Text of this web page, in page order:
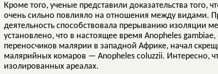
Кроме того, ученые представили доказательства того,
очень сильно повлияло на отношения между видами.
деятельность способствовала прерыванию изоляции
установлено, что в настоящее время Anopheles
переносчиков малярии в западной Африке, начал
малярийных комаров — Anopheles coluzzii. Интересно,
изолированных ареалах.